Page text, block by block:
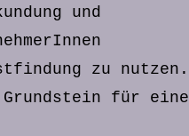
und
zu nutzen.
für eine